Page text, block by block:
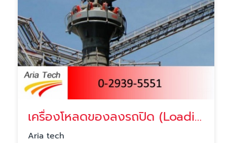
เครื่องโหลดของลงรถปิด (Loading spout)
Aria tech